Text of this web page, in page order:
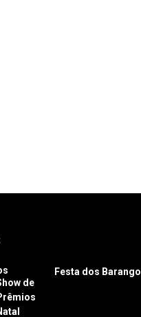
de
Festa dos